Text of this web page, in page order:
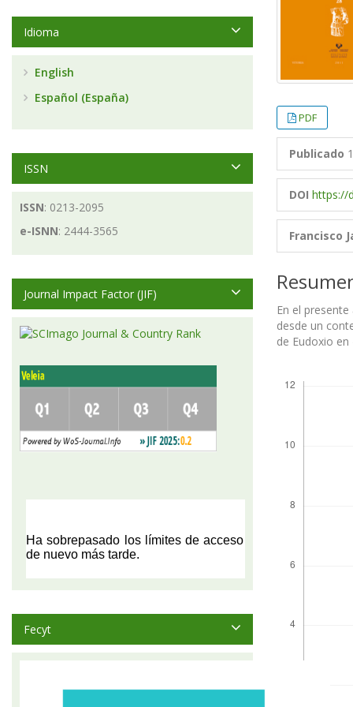
PDF
Publicado
DOI https://
Francisco
En el
desde un
de Eudoxio en
Idioma
English
Español (España)
ISSN
ISSN: 0213-2095
e-ISNN: 2444-3565
Journal Impact Factor (JIF)
Fecyt